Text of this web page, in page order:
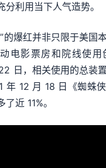
分利用当下人气造势。
的爆红并非只限于美国
电影票房和院线使用
日，相关使用的总装
年 12 月 18 日《蜘蛛
近 11%。